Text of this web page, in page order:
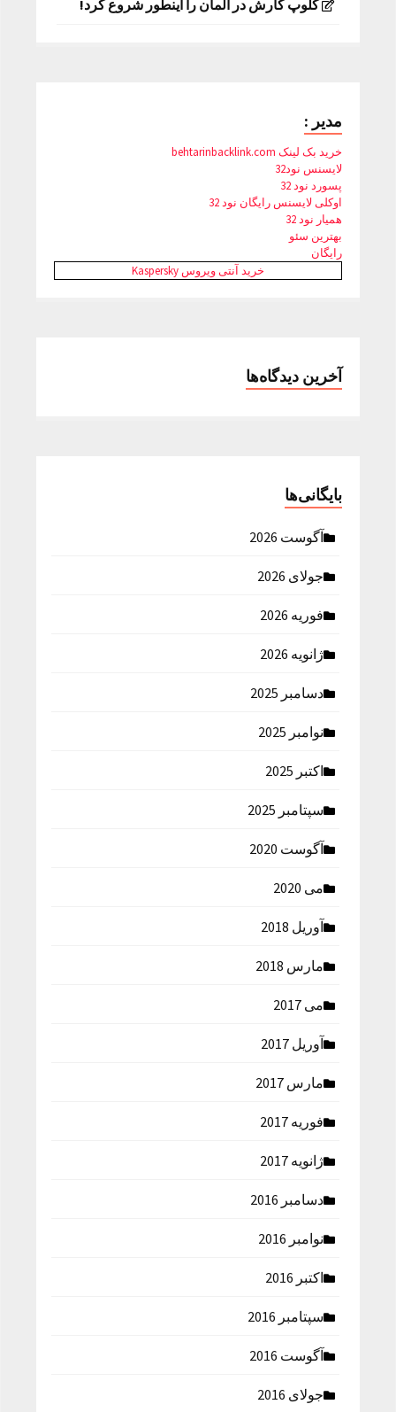
کلوپ کارش در آلمان را اینطور شروع کرد!
مدیر :
خرید بک لینک behtarinbacklink.com
لایسنس نود32
پسورد نود 32
اوکلی لایسنس رایگان نود 32
همیار نود 32
بهترین سئو
رایگان
خرید آنتی ویروس Kaspersky
آخرین دیدگاه‌ها
بایگانی‌ها
آگوست 2026
جولای 2026
فوریه 2026
ژانویه 2026
دسامبر 2025
نوامبر 2025
اکتبر 2025
سپتامبر 2025
آگوست 2020
می 2020
آوریل 2018
مارس 2018
می 2017
آوریل 2017
مارس 2017
فوریه 2017
ژانویه 2017
دسامبر 2016
نوامبر 2016
اکتبر 2016
سپتامبر 2016
آگوست 2016
جولای 2016